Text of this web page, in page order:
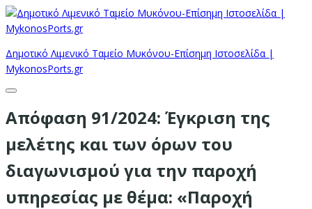
Δημοτικό Λιμενικό Ταμείο Μυκόνου-Επίσημη Ιστοσελίδα |
MykonosPorts.gr
Απόφαση 91/2024: Έγκριση της
μελέτης και των όρων του
διαγωνισμού για την παροχή
υπηρεσίας με θέμα: «Παροχή